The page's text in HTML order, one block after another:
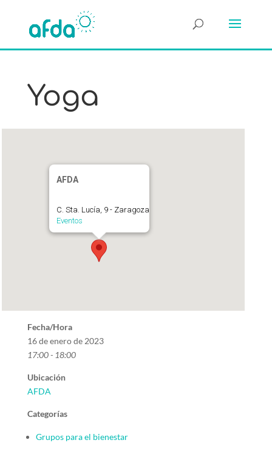
Yoga
AFDA
C. Sta. Lucía, 9 - Zaragoza
Eventos
Fecha/Hora
16 de enero de 2023
17:00 - 18:00
Ubicación
AFDA
Categorías
Grupos para el bienestar